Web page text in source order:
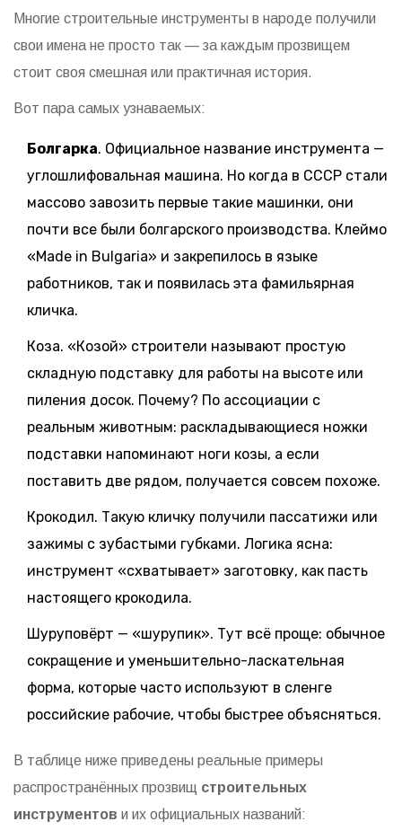
Многие строительные инструменты в народе получили
свои имена не просто так — за каждым прозвищем
стоит своя смешная или практичная история.
Вот пара самых узнаваемых:
Болгарка. Официальное название инструмента —
углошлифовальная машина. Но когда в СССР стали
массово завозить первые такие машинки, они
почти все были болгарского производства. Клеймо
«Made in Bulgaria» и закрепилось в языке
работников, так и появилась эта фамильярная
кличка.
Коза. «Козой» строители называют простую
складную подставку для работы на высоте или
пиления досок. Почему? По ассоциации с
реальным животным: раскладывающиеся ножки
подставки напоминают ноги козы, а если
поставить две рядом, получается совсем похоже.
Крокодил. Такую кличку получили пассатижи или
зажимы с зубастыми губками. Логика ясна:
инструмент «схватывает» заготовку, как пасть
настоящего крокодила.
Шуруповёрт — «шурупик». Тут всё проще: обычное
сокращение и уменьшительно-ласкательная
форма, которые часто используют в сленге
российские рабочие, чтобы быстрее объясняться.
В таблице ниже приведены реальные примеры
распространённых прозвищ строительных
инструментов и их официальных названий: